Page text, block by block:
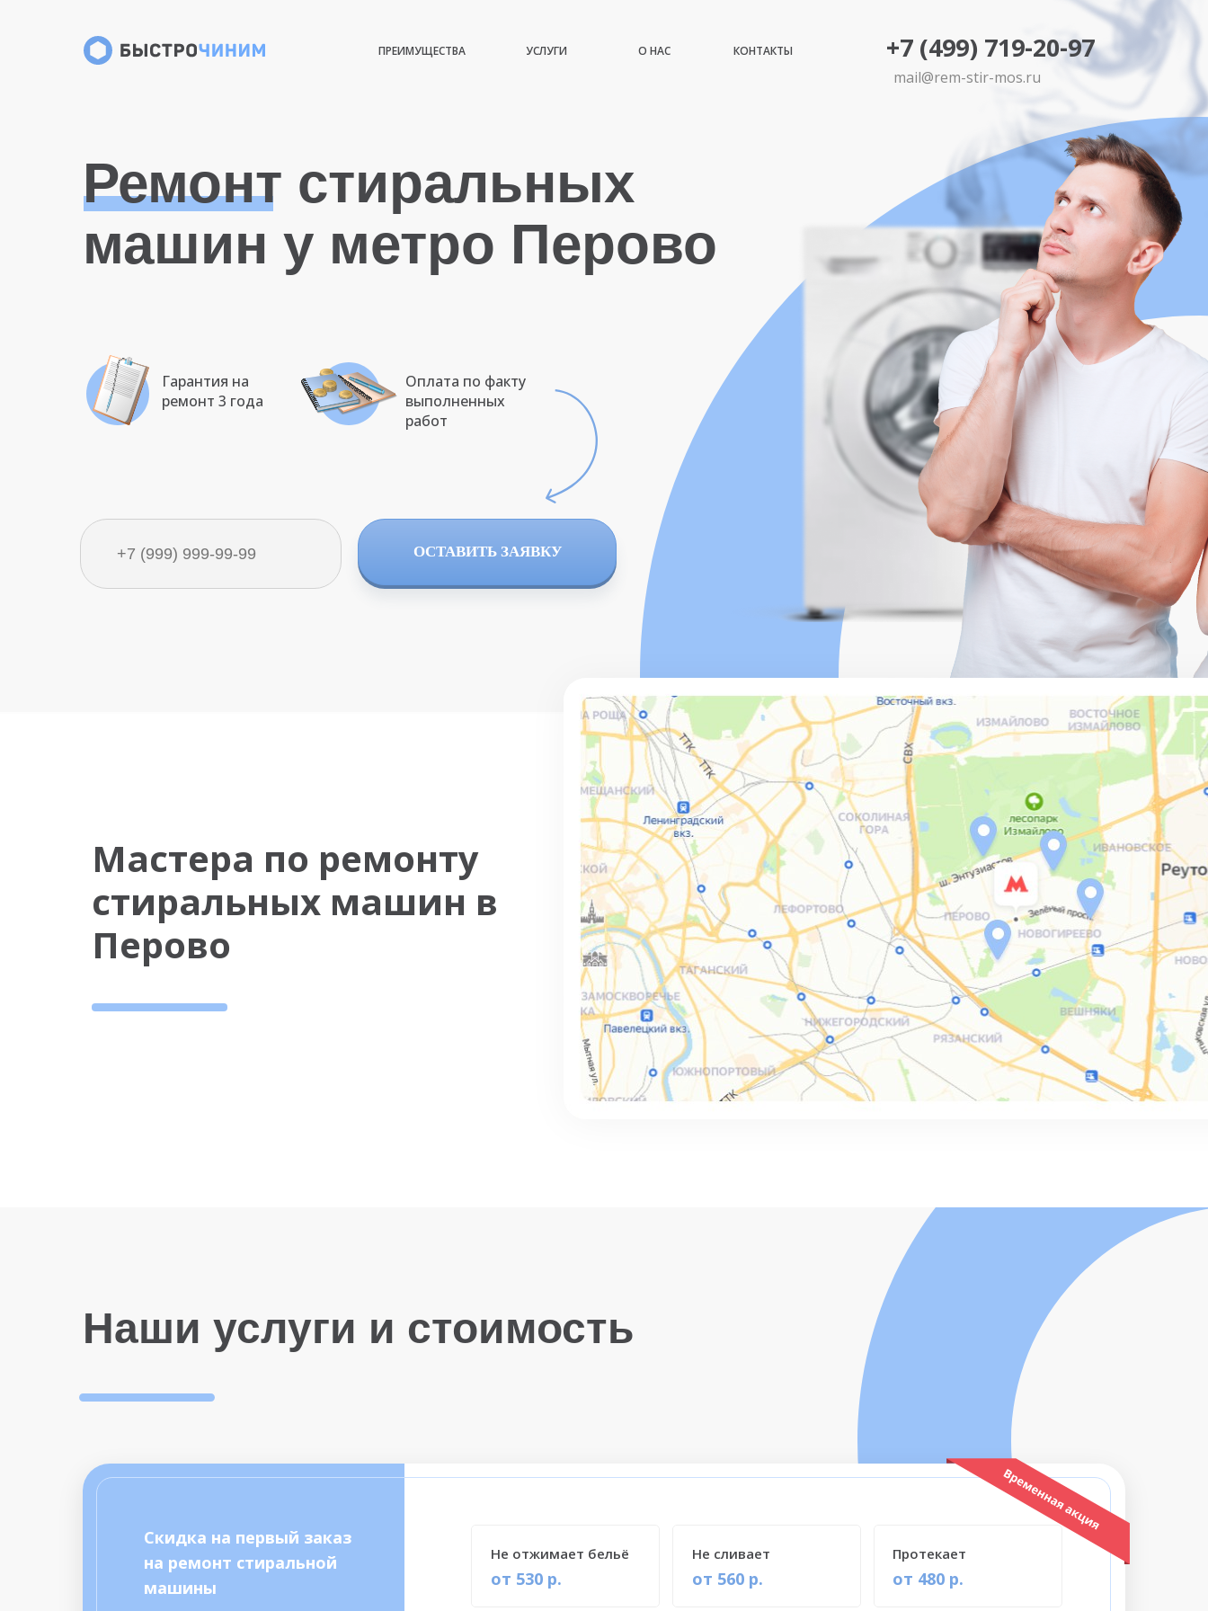
Ремонт стиральных
машин у метро Перово
Гарантия на
ремонт 3 года
Оплата по факту
выполненных
работ
+7 (499) 719-20-97
mail@rem-stir-mos.ru
ОСТАВИТЬ ЗАЯВКУ
О НАС
ПРЕИМУЩЕСТВА УСЛУГИ КОНТАКТЫ
Мастера по ремонту
стиральных машин в
Перово
Наши услуги и стоимость
Скидка на первый заказ
на ремонт стиральной
машины
от 530 р.
Не отжимает бельё
от 560 р.
Не сливает
от 480 р.
Протекает